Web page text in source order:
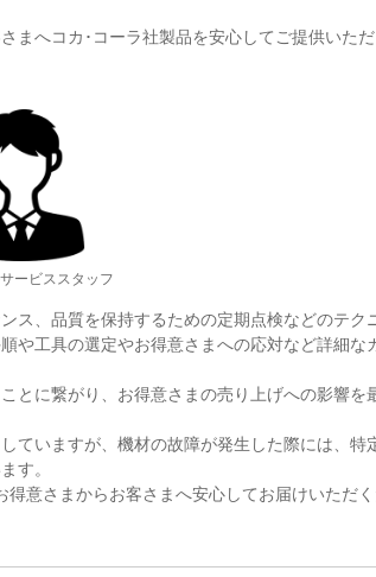
へコカ･コーラ社製品を安心してご提供いただ
ービススタッフ
、品質を保持するための定期点検などのテク
工具の選定やお得意さまへの応対など詳細な
に繋がり、お得意さまの売り上げへの影響を
いますが、機材の故障が発生した際には、
す。
意さまからお客さまへ安心してお届けいただく